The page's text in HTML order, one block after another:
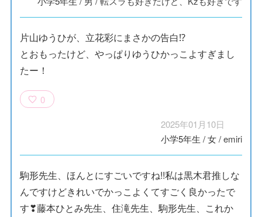
片山ゆうひが、立花彩にまさかの告白⁉
とおもったけど、やっぱりゆうひかっこよすぎまし
たー！
0
2025年01月10日
小学5年生 /女/emiri
駒形先生、ほんとにすごいですね!!私は黒木君推しな
んですけどきれいでかっこよくてすごく良かったで
す❣藤本ひとみ先生、住滝先生、駒形先生、これか